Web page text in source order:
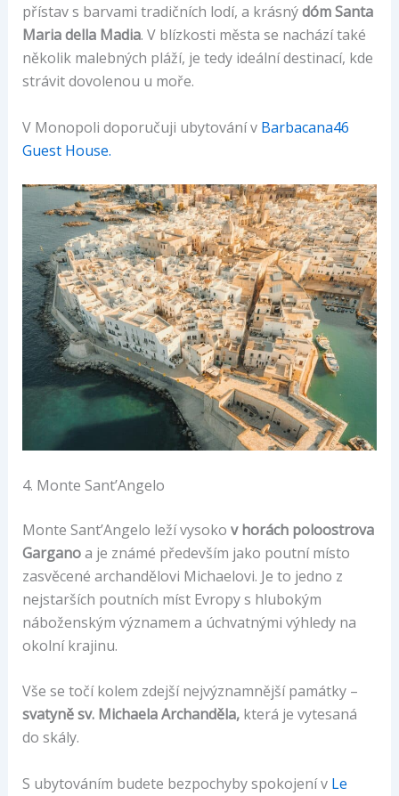
přístav s barvami tradičních lodí, a krásnýdóm Santa
Maria della Madia. V blízkosti města se nachází také
několik malebných pláží, je tedy ideální destinací, kde
strávit dovolenou u moře.
V Monopoli doporučuji ubytování v Barbacana46
Guest House.
4. Monte Sant’Angelo
Monte Sant’Angelo leží vysoko v horách poloostrova
Garganoa je známé především jako poutní místo
zasvěcené archandělovi Michaelovi. Je to jedno z
nejstarších poutních míst Evropy s hlubokým
náboženským významem a úchvatnými výhledy na
okolní krajinu.
Vše se točí kolem zdejší nejvýznamnější památky –
svatyně sv. Michaela Archanděla,která je vytesaná
do skály.
S ubytováním budete bezpochyby spokojení v Le